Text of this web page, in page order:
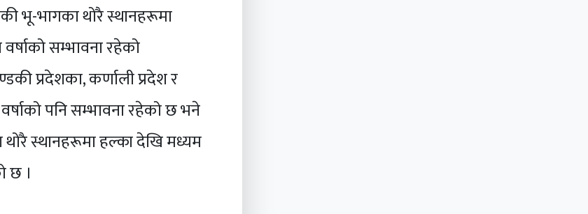
भू-भागका थोरै स्थानहरूमा
सम्भावना रहेको
प्रदेशका, कर्णाली प्रदेश र
पनि सम्भावना रहेको छ भने
स्थानहरूमा हल्का देखि मध्यम
छ ।